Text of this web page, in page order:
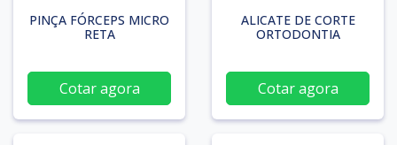
PINÇA FÓRCEPS MICRO
RETA
Cotar agora
ALICATE DE CORTE
ORTODONTIA
Cotar agora